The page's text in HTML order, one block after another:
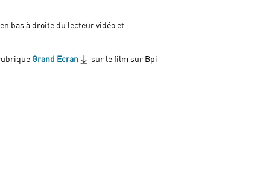
bas à droite du lecteur vidéo et
Grand Ecran
sur le film sur Bpi